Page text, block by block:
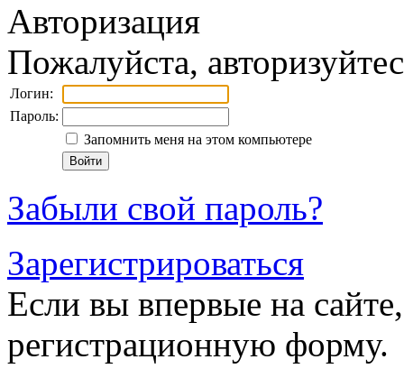
Авторизация
Пожалуйста,
Логин:
Пароль:
Запомнить меня на этом компьютере
Забыли свой пароль?
Зарегистрироваться
Если вы впервые на
регистрационную форму.